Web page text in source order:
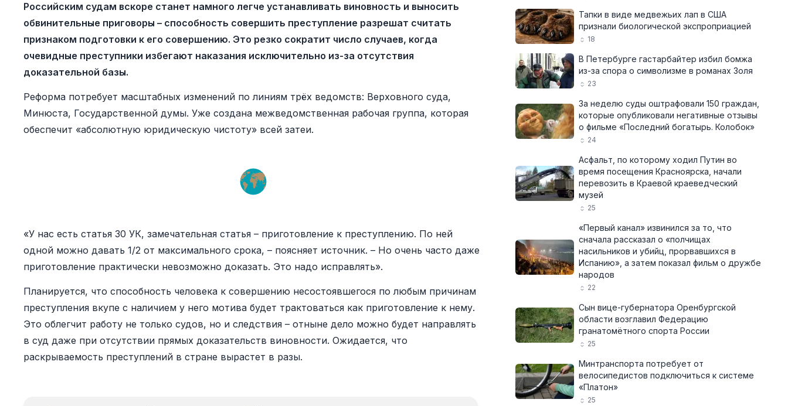
Российским судам вскоре станет намного легче устанавливать виновность и выносить
обвинительные приговоры – способность совершить преступление разрешат считать
признаком подготовки к его совершению. Это резко сократит число случаев, когда
очевидные преступники избегают наказания исключительно из-за отсутствия
доказательной базы.
Реформа потребует масштабных изменений по линиям трёх ведомств: Верховного суда,
Минюста, Государственной думы. Уже создана межведомственная рабочая группа, которая
обеспечит «абсолютную юридическую чистоту» всей затеи.
«У нас есть статья 30 УК, замечательная статья – приготовление к преступлению. По ней
одной можно давать 1/2 от максимального срока, – поясняет источник. – Но очень часто даже
приготовление практически невозможно доказать. Это надо исправлять».
Планируется, что способность человека к совершению несостоявшегося по любым причинам
преступления вкупе с наличием у него мотива будет трактоваться как приготовление к нему.
Это облегчит работу не только судов, но и следствия – отныне дело можно будет направлять
в суд даже при отсутствии прямых доказательств виновности. Ожидается, что
раскрываемость преступлений в стране вырастет в разы.
Тапки в виде медвежьих лап в США
признали биологической экспроприацией
18
В Петербурге гастарбайтер избил бомжа
из-за спора о символизме в романах Золя
23
За неделю суды оштрафовали 150 граждан,
которые опубликовали негативные отзывы
о фильме «Последний богатырь. Колобок»
24
Асфальт, по которому ходил Путин во
время посещения Красноярска, начали
перевозить в Краевой краеведческий
музей
25
«Первый канал» извинился за то, что
сначала рассказал о «полчищах
насильников и убийц, прорвавшихся в
Испанию», а затем показал фильм о дружбе
народов
22
Сын вице-губернатора Оренбургской
области возглавил Федерацию
гранатомётного спорта России
25
Минтранспорта потребует от
велосипедистов подключиться к системе
«Платон»
25